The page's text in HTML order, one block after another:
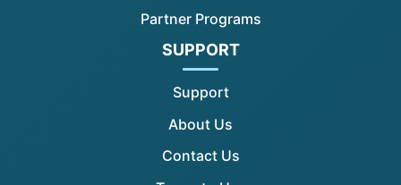
Partner Programs
SUPPORT
Support
About Us
Contact Us